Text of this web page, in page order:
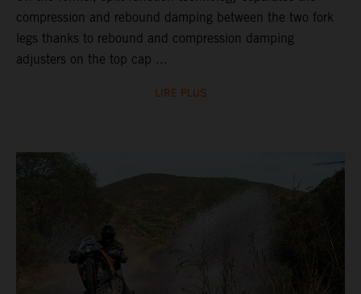
compression and rebound damping between the two fork
legs thanks to rebound and compression damping
adjusters on the top cap ...
LIRE PLUS